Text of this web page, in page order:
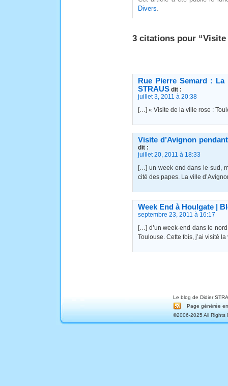
Divers.
3 citations pour
Rue Pierre Semard :
STRAUS dit :
juillet 3, 2011 à 20:38
[…] « Visite de la ville rose :
Visite d’Avignon
dit :
juillet 20, 2011 à 18:33
[…] un week end dans le sud,
cité des papes. La ville
Week End à Houlgate |
septembre 23, 2011 à 16:17
[…] d’un week-end dans le
Toulouse. Cette fois, j’ai visité
Le blog de Didier
Page générée
©2006-2025 All Rights